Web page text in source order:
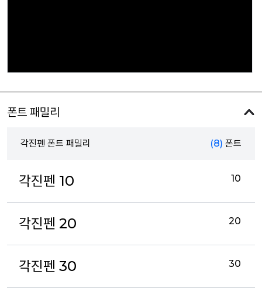
폰트 패밀리
각진펜 폰트 패밀리 (8) 폰트
각진펜 10 10
각진펜 20 20
각진펜 30 30